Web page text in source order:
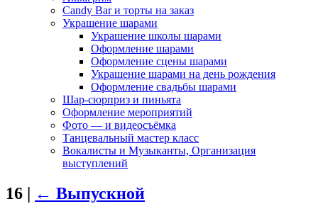
Candy Bar и торты на заказ
Украшение шарами
Украшение школы шарами
Оформление шарами
Оформление сцены шарами
Украшение шарами на день рождения
Оформление свадьбы шарами
Шар-сюрприз и пиньята
Оформление мероприятий
Фото — и видеосъёмка
Танцевальный мастер класс
Вокалисты и Музыканты, Организация
выступлений
16 | ← Выпускной